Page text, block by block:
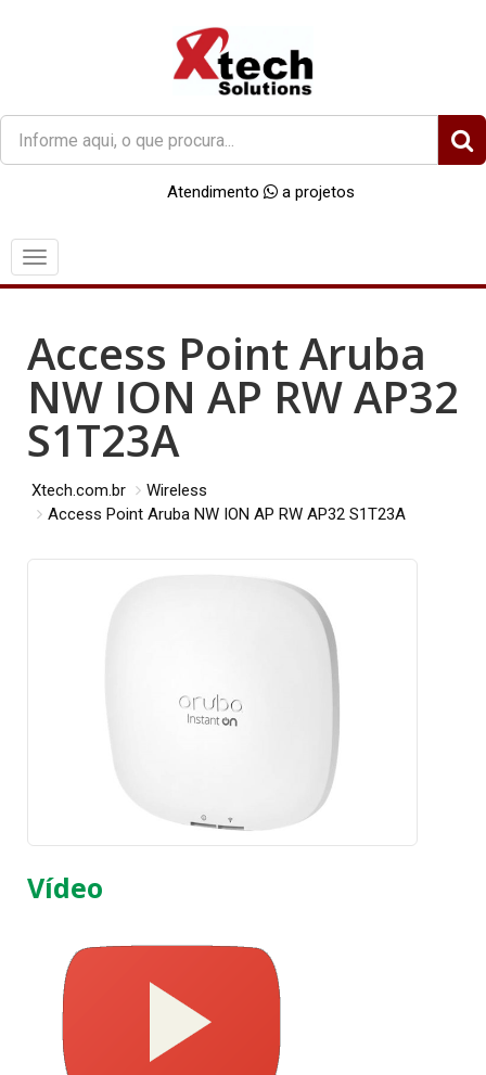
O
que
você
Atendimento a projetos
Menu
Access Point Aruba
NW ION AP RW AP32
S1T23A
Xtech.com.br
Wireless
Access Point Aruba NW ION AP RW AP32 S1T23A
Vídeo